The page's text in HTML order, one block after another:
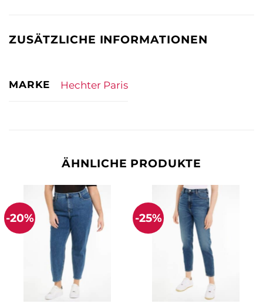
ZUSÄTZLICHE INFORMATIONEN
MARKE Hechter Paris
ÄHNLICHE PRODUKTE
-20% -25%